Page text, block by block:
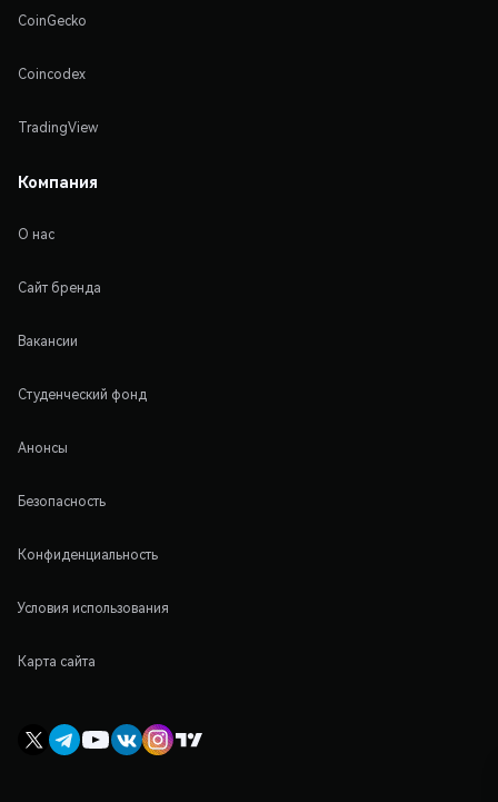
CoinGecko
Coincodex
TradingView
Компания
О нас
Сайт бренда
Вакансии
Студенческий фонд
Анонсы
Безопасность
Конфиденциальность
Условия использования
Карта сайта